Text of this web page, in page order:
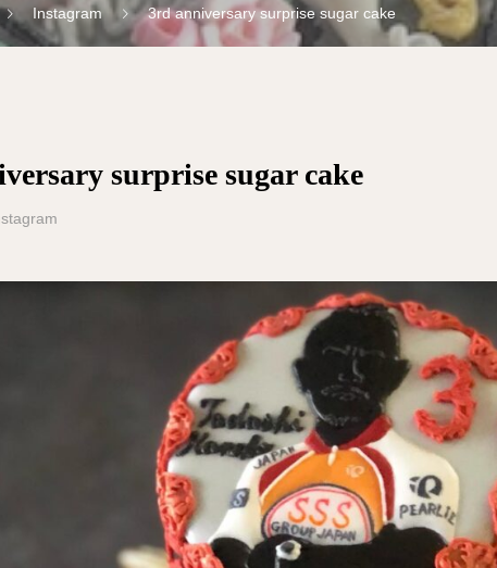
Instagram 3rd anniversary surprise sugar cake
surprise sugar cake